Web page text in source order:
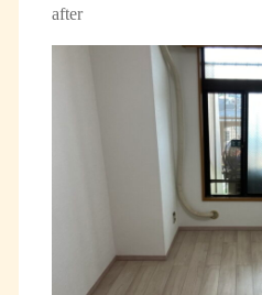
after